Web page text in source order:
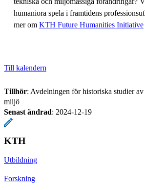
humaniora spela i framtidens
mer om KTH Future Humanities Initiative
Till kalendern
Tillhör: Avdelningen för historiska studier
miljö
Senast ändrad: 2024-12-19
KTH
Utbildning
Forskning